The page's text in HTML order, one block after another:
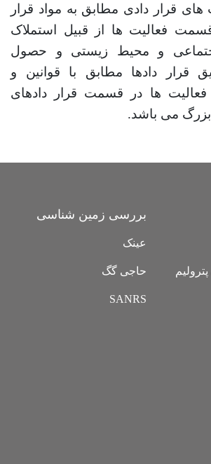
قرار دادی مطابق به مواد قرار
فعالیت ها از قبیل استملاک
و محیط زیستی و حصول
قرار دادها مطابق با قوانین و
ها در قسمت قرار دادهای
می باشد.
بررسی زمین شناسی
عینک
حاجی گگ
SANRS